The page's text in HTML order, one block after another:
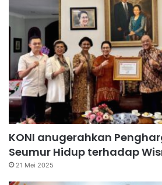
KONI anugerahkan
Seumur Hidup terhadap
21 Mei 2025